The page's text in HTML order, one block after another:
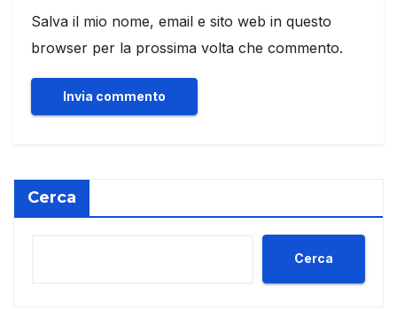
Salva il mio nome, email e sito web in questo
browser per la prossima volta che commento.
Cerca
Cerca